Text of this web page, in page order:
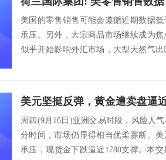
美国的零售销售可能会遵循近期数据
承压。另外，大宗商品市场继续成为
似乎开始影响外汇市场，大型天然气
周四(9月16日)亚洲交易时段，风险人
分时间，市场仍显得相当优柔寡断。
承压，现货金下跌逼近1780支撑。本